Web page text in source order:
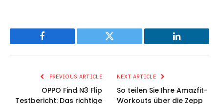
Facebook Twitter LinkedIn
PREVIOUS ARTICLE
OPPO Find N3 Flip
Testbericht: Das richtige
NEXT ARTICLE
So teilen Sie Ihre Amazfit-
Workouts über die Zepp